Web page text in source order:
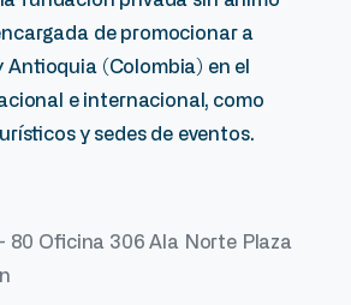
de promocionar a
Antioquia (Colombia) en el
e internacional, como
y sedes de eventos.
80 Oficina 306 Ala Norte Plaza